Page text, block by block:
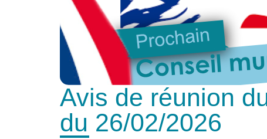
Avis de réunion
du 26/02/2026